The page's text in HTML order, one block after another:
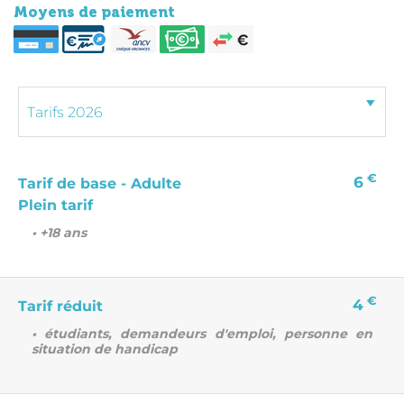
Moyens de paiement
Tarif de base - Adulte
Plein tarif
6 €
• +18 ans
Tarif réduit 4 €
• étudiants, demandeurs d'emploi, personne en
situation de handicap